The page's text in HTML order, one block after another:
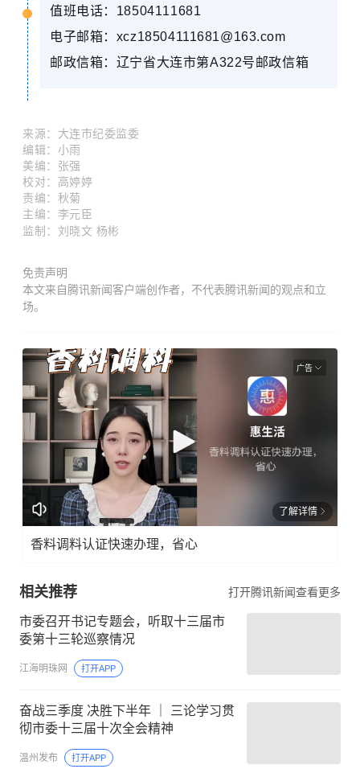
值班电话： 18504111681
电子邮箱： xcz18504111681@163.com
邮政信箱：辽宁省大连市第A322号邮政信箱
来源： 大连市纪委监委
编辑：小雨
美编：张强
校对： 高婷婷
责编：秋菊
主编：李元臣
监制： 刘晓文 杨彬
免责声明
本文来自腾讯新闻客户端创作者，不代表腾讯新闻的观点和立
场。
广告
了解详情
香料调料认证快速办理，省心
相关推荐 打开腾讯新闻查看更多
市委召开书记专题会，听取十三届市
委第十三轮巡察情况
江海明珠网 打开APP
奋战三季度 决胜下半年 ｜ 三论学习贯
彻市委十三届十次全会精神
温州发布 打开APP